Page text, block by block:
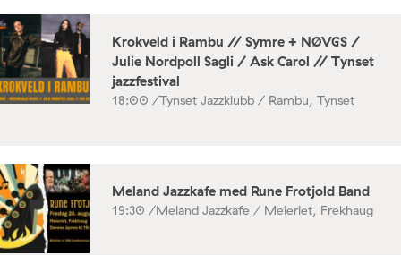
Krokveld i Rambu // Symre + NØVGS /
Julie Nordpoll Sagli / Ask Carol // Tynset
jazzfestival
18:00 /Tynset Jazzklubb / Rambu, Tynset
Meland Jazzkafe med Rune Frotjold Band
19:30 /Meland Jazzkafe / Meieriet, Frekhaug